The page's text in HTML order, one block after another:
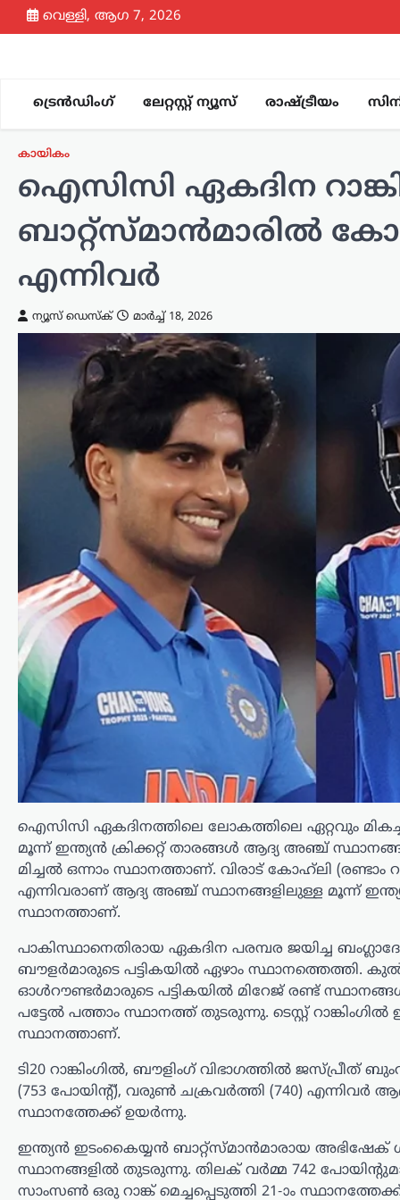
Skip
to
വെള്ളി, ആഗ 7, 2026
ട്രെൻഡിംഗ് ലേറ്റസ്റ്റ് ന്യൂസ് രാഷ്ട്രീയം
കായികം
ഐസിസി ഏകദിന
ബാറ്റ്‌സ്മാൻമാരിൽ
എന്നിവർ
ന്യൂസ് ഡെസ്ക് മാർച്ച്‌ 18, 2026
ഐസിസി ഏകദിനത്തിലെ ലോകത്തിലെ ഏറ്റവും മികച്ച
മൂന്ന് ഇന്ത്യൻ ക്രിക്കറ്റ് താരങ്ങൾ ആദ്യ അഞ്ച്
മിച്ചൽ ഒന്നാം സ്ഥാനത്താണ്. വിരാട് കോഹ്‌ലി (രണ്ടാം
എന്നിവരാണ് ആദ്യ അഞ്ച് സ്ഥാനങ്ങളിലുള്ള മൂന്ന്
സ്ഥാനത്താണ്.
പാകിസ്ഥാനെതിരായ ഏകദിന പരമ്പര ജയിച്ച
ബൗളർമാരുടെ പട്ടികയിൽ ഏഴാം സ്ഥാനത്തെത്തി.
ഓൾറൗണ്ടർമാരുടെ പട്ടികയിൽ മിറേജ് രണ്ട് സ്ഥാനങ്ങൾ
പട്ടേൽ പത്താം സ്ഥാനത്ത് തുടരുന്നു. ടെസ്റ്റ് റാങ്കിംഗിൽ
സ്ഥാനത്താണ്.
ടി20 റാങ്കിംഗിൽ, ബൗളിംഗ് വിഭാഗത്തിൽ ജസ്പ്രീത്
(753 പോയിന്റ്), വരുൺ ചക്രവർത്തി (740) എന്നിവർ
സ്ഥാനത്തേക്ക് ഉയർന്നു.
ഇന്ത്യൻ ഇടംകൈയ്യൻ ബാറ്റ്സ്മാൻമാരായ അഭിഷേക്
സ്ഥാനങ്ങളിൽ തുടരുന്നു. തിലക് വർമ്മ 742
സാംസൺ ഒരു റാങ്ക് മെച്ചപ്പെടുത്തി 21-ാം
ട്രെൻഡിംഗ് ദേശീയം ,ലേറ്റസ്റ്റ് ന്യൂസ്
നീറ്റ് ചോദ്യപേപ്പർ
ചോർച്ച: എൻടിഎ
വിദഗ്ധരുടെ പങ്ക്
ഉൾപ്പെടെ ആസൂത്രിത
ഗൂഢാലോചനയെന്ന്
സിബിഐ
ന്യൂസ് ഡെസ്ക്
നീറ്റ്ചോ ദ്യപേപ്പർ ചോർച്ചയ്ക്ക് പിന്നിൽ
കൃത്യമായ ആസൂത്രണത്തോടെയുള്ള
ഗൂഢാലോചന ഉണ്ടായിരുന്നുവെന്ന്
സിബിഐ കണ്ടെത്തി. നാഷണൽ
ടെസ്റ്റിംഗ് ഏജൻസിയുടെ (എൻടിഎ) ചില
സബ്ജക്ട് വിദഗ്ധർക്കും ചോർച്ചയിൽ
നിർണായക
പങ്കുണ്ടായിരുന്നുവെന്നാണ്…
ട്രെൻഡിംഗ് ലേറ്റസ്റ്റ് ന്യൂസ്
അമേരിക്കയുടെ
മധ്യസ്ഥതയിൽ
വെടിനിർത്തൽ
പ്രഖ്യാപിച്ചിട്ടും
ഇസ്രായേൽ ഗാസയിൽ
ആക്രമണം തുടരുന്നത്
എന്തുകൊണ്ട്?
ഗാസയിൽ ഇസ്രായേൽ സൈനിക
നടപടികൾ തുടരുന്നതിനിടെ പുതിയ
വെടിനിർത്തൽ പദ്ധതിയെ ചുറ്റിപ്പറ്റി
നയതന്ത്ര ചർച്ചകൾ സജീവമാകുന്നു.
തയ്യാറാക്കിയ…
കേരളം,
സംഭവിക്കാൻ
പോകുന്നതെന്ന്